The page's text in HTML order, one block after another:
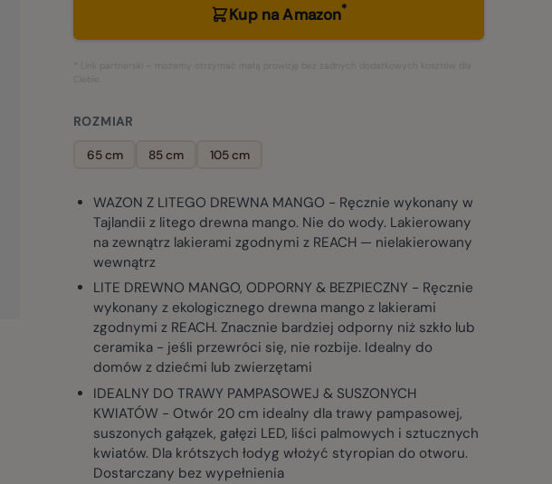
Kup na Amazon*
* Link partnerski – możemy otrzymać małą prowizję bez żadnych dodatkowych kosztów dla
Ciebie.
ROZMIAR
65 cm 85 cm 105 cm
WAZON Z LITEGO DREWNA MANGO - Ręcznie wykonany w
Tajlandii z litego drewna mango. Nie do wody. Lakierowany
na zewnątrz lakierami zgodnymi z REACH — nielakierowany
wewnątrz
LITE DREWNO MANGO, ODPORNY & BEZPIECZNY - Ręcznie
wykonany z ekologicznego drewna mango z lakierami
zgodnymi z REACH. Znacznie bardziej odporny niż szkło lub
ceramika - jeśli przewróci się, nie rozbije. Idealny do
domów z dziećmi lub zwierzętami
IDEALNY DO TRAWY PAMPASOWEJ & SUSZONYCH
KWIATÓW - Otwór 20 cm idealny dla trawy pampasowej,
suszonych gałązek, gałęzi LED, liści palmowych i sztucznych
kwiatów. Dla krótszych łodyg włożyć styropian do otworu.
Dostarczany bez wypełnienia